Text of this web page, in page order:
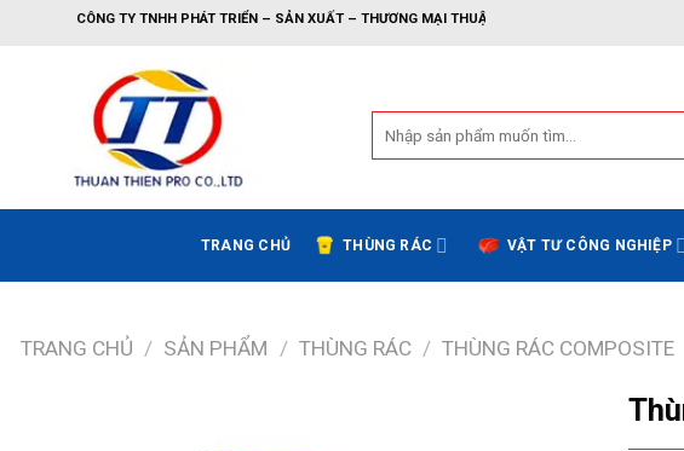
CÔNG TY TNHH PHÁT TRIỂN – SẢN XUẤT – THƯƠNG MẠI THUẬN THIÊN
kiếm:
TRANG CHỦ THÙNG RÁC VẬT TƯ CÔNG NGHIỆP
TRANG CHỦ / SẢN PHẨM / THÙNG RÁC / THÙNG RÁC COMPOSITE